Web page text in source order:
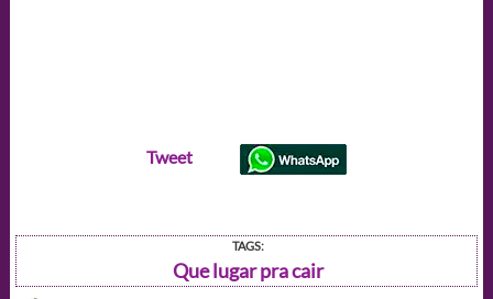
Tweet
TAGS:
Que lugar pra cair